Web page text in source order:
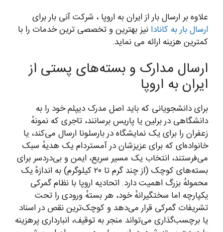
علاوه بر ارسال بار از ایران به اروپا ، شرکت آنی بار برای
ارسال بار به کانادا نیز بهترین و تخصصی ترین خدمات را با
کمترین هزینه ارائه می نماید.
ارسال مدارک و بسته‌های پستی از
ایران به اروپا
برای دانشجویانی که باید اصل مدرک دیپلم خود را به
دانشگاهی در برلین یا پاریس برسانند، تاجری که نمونهٔ
زعفران را برای یک نمایشگاه در بارسلونا ارسال می‌کند، یا
خانواده‌ای که برای عزیزشان در آمستردام یک هدیهٔ سبک
می‌فرستند، انتخاب یک مسیر سریع، ایمن و بی‌دردسر برای
بسته‌های کوچک (از چند گرم تا ۲۰ کیلوگرم) به اندازهٔ یک
محمولهٔ بزرگ اهمیت دارد. اتحادیه اروپا با نظام گمرکی
یکپارچه اما سختگیرانهٔ خود، هر بستهٔ ورودی را تحت
تشریفات گمرکی قرار می‌دهد و کوچک‌ترین نقص در اسناد
یا برچسب‌گذاری می‌تواند منجر به توقیف، انبارداری پرهزینه